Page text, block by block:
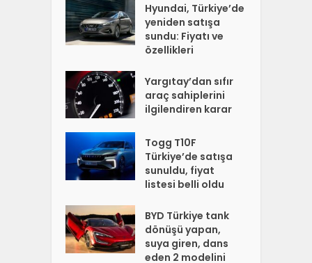
Hyundai, Türkiye’de
yeniden satışa
sundu: Fiyatı ve
özellikleri
Yargıtay’dan sıfır
araç sahiplerini
ilgilendiren karar
Togg T10F
Türkiye’de satışa
sunuldu, fiyat
listesi belli oldu
BYD Türkiye tank
dönüşü yapan,
suya giren, dans
eden 2 modelini